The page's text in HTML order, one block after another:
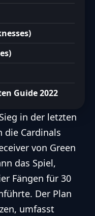
Guide 2022
in der letzten
die Cardinals
von Green
das Spiel,
Fängen für 30
Der Plan
umfasst